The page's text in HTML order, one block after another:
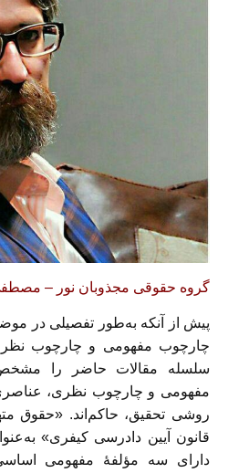
گروه حقوقی مجذوبان نور –
پیش از آنکه به‌طور تفصیلی در
چارچوب مفهومی و چارچوب
سلسله‌ مقالات حاضر را
مفهومی و چارچوب نظری،
روشی تحقیق، حاکم‌اند. «حقوق
قانون آیین دادرسی کیفری»
دارای سه مؤلفۀ مفهومی